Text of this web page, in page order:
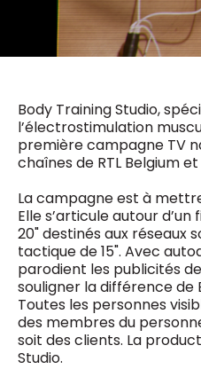
Body Training Studio,
l’électrostimulation
première campagne TV
chaînes de RTL Belgium et
La campagne est à
Elle s’articule autour d’un
20" destinés aux réseaux
tactique de 15". Avec
parodient les publicités
souligner la différence de
Toutes les personnes
des membres du
soit des clients. La
Studio.
0498 88 64 89
f.bouchar@mm.be
0475 97 12 57
g.byl@mm.be
Chief Editor
0477 37 31 65
d.lemaire@mm.be
VALIDER
Daily
5 x week
1 x week
1 x week
10 x year
10 x year
4 x year
Des questions ?